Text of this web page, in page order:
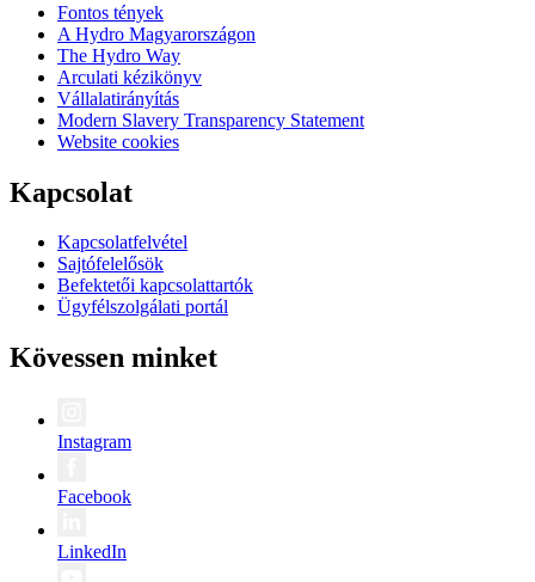
Fontos tények
A Hydro Magyarországon
The Hydro Way
Arculati kézikönyv
Vállalatirányítás
Modern Slavery Transparency Statement
Website cookies
Kapcsolat
Kapcsolatfelvétel
Sajtófelelősök
Befektetői kapcsolattartók
Ügyfélszolgálati portál
Kövessen minket
Instagram
Facebook
LinkedIn